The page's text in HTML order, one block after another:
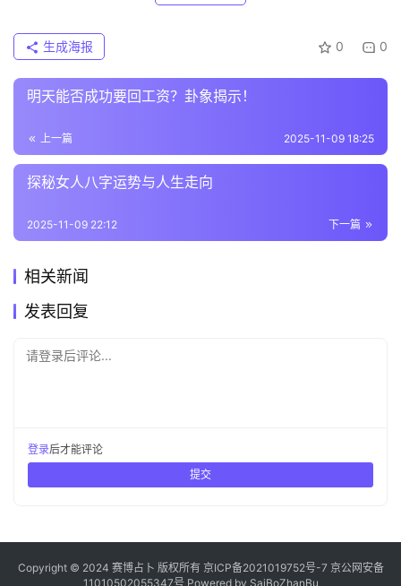
0 0
生成海报
明天能否成功要回工资？卦象揭示！
上一篇 2025-11-09 18:25
探秘女人八字运势与人生走向
下一篇
2025-11-09 22:12
相关新闻
发表回复
请登录后评论...
登录后才能评论
提交
Copyright © 2024 赛博占卜 版权所有 京ICP备2021019752号-7 京公网安备
11010502055347号 Powered by SaiBoZhanBu